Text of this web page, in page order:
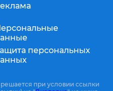
персональных
при условии ссылки